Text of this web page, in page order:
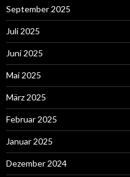
September 2025
Juli 2025
Juni 2025
Mai 2025
März 2025
Februar 2025
Januar 2025
Dezember 2024